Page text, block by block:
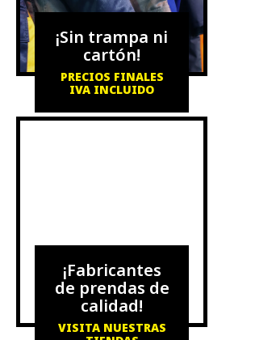
¡Sin trampa ni
cartón!
PRECIOS FINALES
IVA INCLUIDO
¡Fabricantes
de prendas de
calidad!
VISITA NUESTRAS